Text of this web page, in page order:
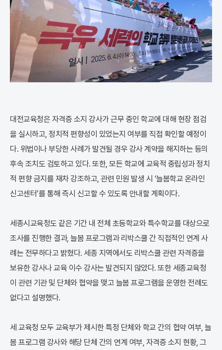
대전교육청은 자격증 소지 강사가 근무 중인 학교에 대해 현장 점검
을 실시하고, 정치적 편향성이 있었는지 여부를 직접 확인할 예정이
다. 위법이나 부당한 사례가 발견될 경우 강사 계약을 해지하는 등의
후속 조치도 검토하고 있다. 또한, 모든 학교에 교육적 중립성과 정치
적 편향 금지를 재차 강조하고, 관련 민원 발생 시 ‘늘봄학교 온라인
신고센터’를 통해 즉시 신고할 수 있도록 안내할 계획이다.
세종시교육청도 같은 기간 내 전체 초등학교와 특수학교를 대상으로
조사를 진행한 결과, 늘봄 프로그램과 리박스쿨 간 직접적인 연계 사
례는 전무하다고 밝혔다. 세종 지역에서도 리박스쿨 관련 자격증을
보유한 강사나 교육 이수 강사는 발견되지 않았다. 또한 세종교육청
이 관련 기관 및 단체와 협약을 맺고 늘봄 프로그램을 운영한 전례도
없다고 설명했다.
세 교육청 모두 교육부가 제시한 특정 단체와 학교 간의 협약 여부, 늘
봄 프로그램 강사와 해당 단체 간의 연계 여부, 자격증 소지 현황, 그